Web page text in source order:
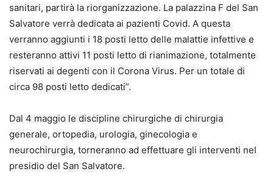
sanitari, partirà la riorganizzazione. La palazzina F del San
Salvatore verrà dedicata ai pazienti Covid. A questa
verranno aggiunti i 18 posti letto delle malattie infettive e
resteranno attivi 11 posti letto di rianimazione, totalmente
riservati ai degenti con il Corona Virus. Per un totale di
circa 98 posti letto dedicati”.
Dal 4 maggio le discipline chirurgiche di chirurgia
generale, ortopedia, urologia, ginecologia e
neurochirurgia, torneranno ad effettuare gli interventi nel
presidio del San Salvatore.